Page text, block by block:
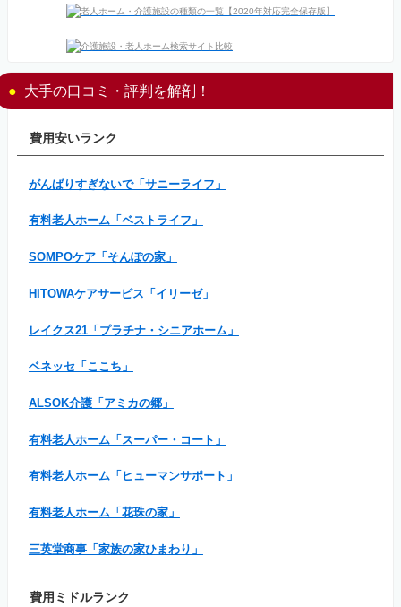
大手の口コミ・評判を解剖！
費用安いランク
がんばりすぎないで「サニーライフ」
有料老人ホーム「ベストライフ」
SOMPOケア「そんぽの家」
HITOWAケアサービス「イリーゼ」
レイクス21「プラチナ・シニアホーム」
ベネッセ「ここち」
ALSOK介護「アミカの郷」
有料老人ホーム「スーパー・コート」
有料老人ホーム「ヒューマンサポート」
有料老人ホーム「花珠の家」
三英堂商事「家族の家ひまわり」
費用ミドルランク